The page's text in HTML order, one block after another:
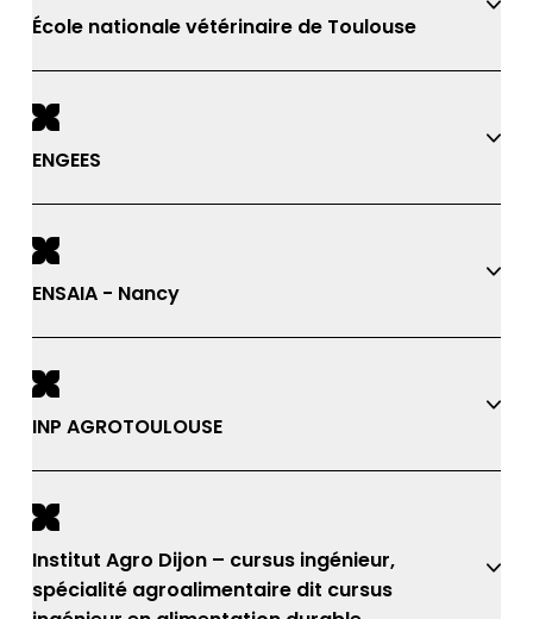
École nationale vétérinaire de Toulouse
ENGEES
ENSAIA - Nancy
INP AGROTOULOUSE
Institut Agro Dijon – cursus ingénieur,
spécialité agroalimentaire dit cursus